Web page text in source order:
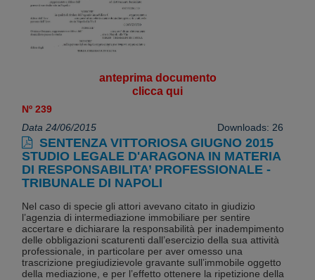
anteprima documento
clicca qui
Nº 239
Data 24/06/2015
Downloads: 26
SENTENZA VITTORIOSA GIUGNO 2015
STUDIO LEGALE D'ARAGONA IN MATERIA
DI RESPONSABILITA’ PROFESSIONALE -
TRIBUNALE DI NAPOLI
Nel caso di specie gli attori avevano citato in giudizio
l’agenzia di intermediazione immobiliare per sentire
accertare e dichiarare la responsabilità per inadempimento
delle obbligazioni scaturenti dall’esercizio della sua attività
professionale, in particolare per aver omesso una
trascrizione pregiudizievole gravante sull’immobile oggetto
della mediazione, e per l’effetto ottenere la ripetizione della